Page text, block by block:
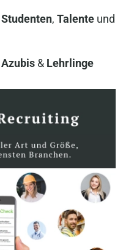
Studenten,Talente und
Azubis & Lehrlinge